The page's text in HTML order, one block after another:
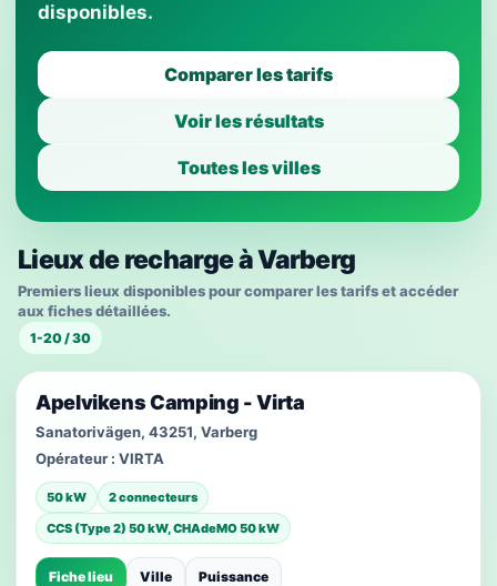
disponibles.
Comparer les tarifs
Voir les résultats
Toutes les villes
Lieux de recharge à Varberg
Premiers lieux disponibles pour comparer les tarifs et accéder
aux fiches détaillées.
1-20 / 30
Apelvikens Camping - Virta
Sanatorivägen, 43251, Varberg
Opérateur : VIRTA
50 kW
2 connecteurs
CCS (Type 2) 50 kW, CHAdeMO 50 kW
Fiche lieu Ville Puissance